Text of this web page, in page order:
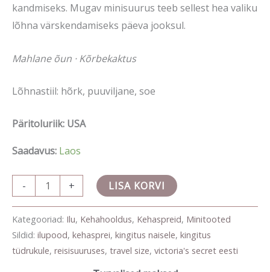
kandmiseks. Mugav minisuurus teeb sellest hea valiku
lõhna värskendamiseks päeva jooksul.
Mahlane õun · Kõrbekaktus
Lõhnastiil: hõrk, puuviljane, soe
Päritoluriik: USA
Saadavus: Laos
- + LISA KORVI
Kategooriad: Ilu, Kehahooldus, Kehaspreid, Minitooted
Sildid: ilupood, kehasprei, kingitus naisele, kingitus
tüdrukule, reisisuuruses, travel size, victoria's secret eesti